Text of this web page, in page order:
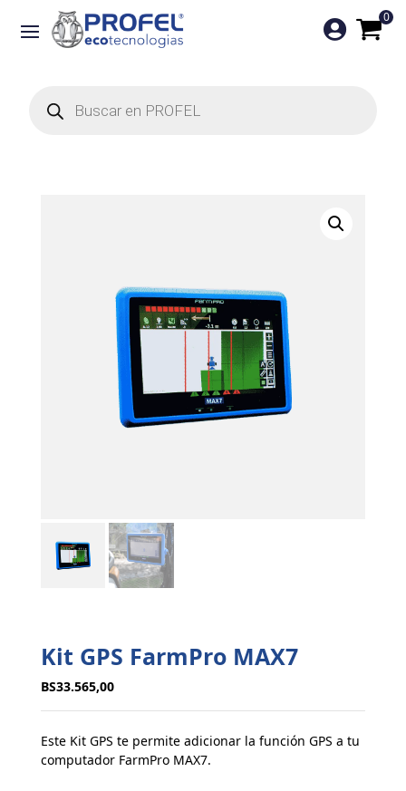
productos
0

Kit GPS FarmPro MAX7
BS33.565,00
Este Kit GPS te permite adicionar la función GPS a tu
computador FarmPro MAX7.